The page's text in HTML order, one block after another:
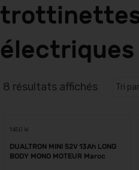
électriques
8 résultats affichés
1450 W
DUALTRON MINI 52V 13Ah LONG
BODY MONO MOTEUR Maroc